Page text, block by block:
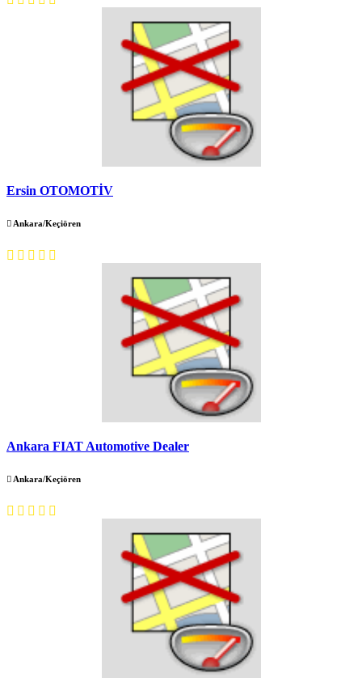
Ersin OTOMOTİV
Ankara/Keçiören
Ankara FIAT Automotive Dealer
Ankara/Keçiören